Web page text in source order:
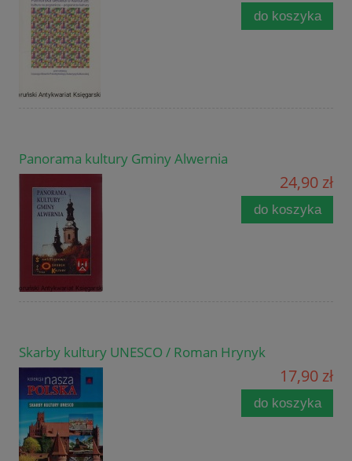
do koszyka
Panorama kultury Gminy Alwernia
24,90 zł
do koszyka
Skarby kultury UNESCO / Roman Hrynyk
17,90 zł
do koszyka